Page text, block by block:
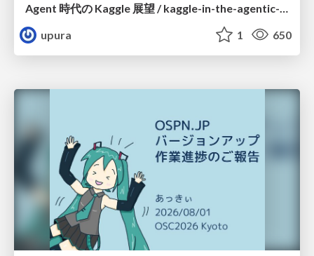
upura
1 650